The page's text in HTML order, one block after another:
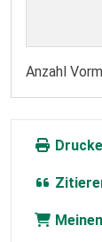
Anzahl